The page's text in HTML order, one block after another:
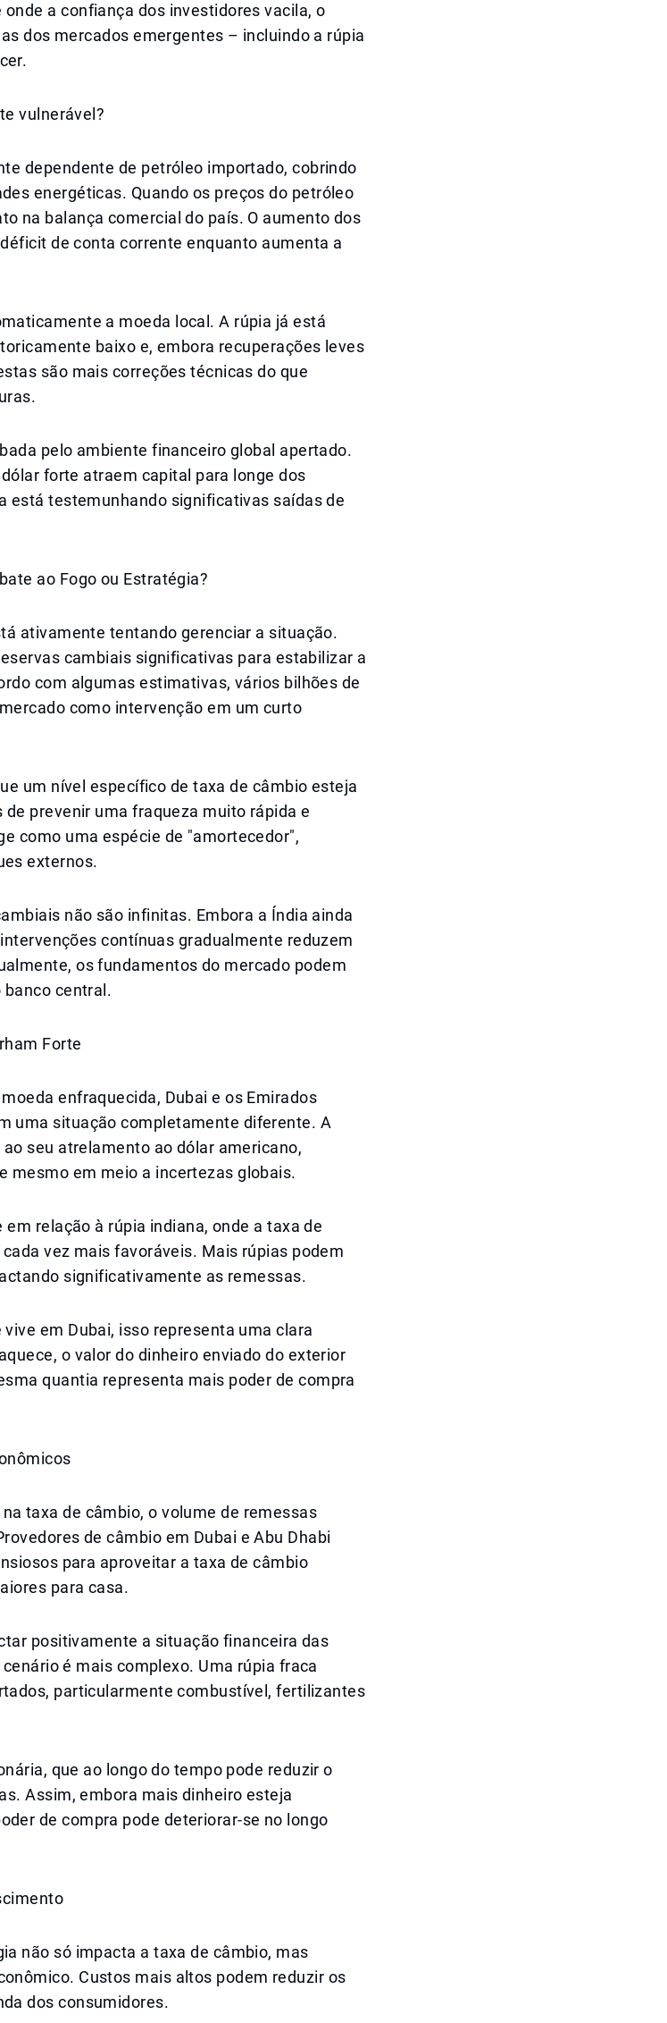
a confiança dos investidores vacila, o
dos mercados emergentes – incluindo a rúpia
vulnerável?
dependente de petróleo importado, cobrindo
energéticas. Quando os preços do petróleo
na balança comercial do país. O aumento dos
de conta corrente enquanto aumenta a
a moeda local. A rúpia já está
baixo e, embora recuperações leves
são mais correções técnicas do que
pelo ambiente financeiro global apertado.
forte atraem capital para longe dos
está testemunhando significativas saídas de
ao Fogo ou Estratégia?
ativamente tentando gerenciar a situação.
cambiais significativas para estabilizar a
com algumas estimativas, vários bilhões de
como intervenção em um curto
um nível específico de taxa de câmbio esteja
prevenir uma fraqueza muito rápida e
como uma espécie de "amortecedor",
externos.
não são infinitas. Embora a Índia ainda
contínuas gradualmente reduzem
os fundamentos do mercado podem
banco central.
Forte
enfraquecida, Dubai e os Emirados
uma situação completamente diferente. A
seu atrelamento ao dólar americano,
mesmo em meio a incertezas globais.
relação à rúpia indiana, onde a taxa de
vez mais favoráveis. Mais rúpias podem
significativamente as remessas.
em Dubai, isso representa uma clara
o valor do dinheiro enviado do exterior
quantia representa mais poder de compra
taxa de câmbio, o volume de remessas
de câmbio em Dubai e Abu Dhabi
para aproveitar a taxa de câmbio
para casa.
positivamente a situação financeira das
é mais complexo. Uma rúpia fraca
particularmente combustível, fertilizantes
que ao longo do tempo pode reduzir o
Assim, embora mais dinheiro esteja
de compra pode deteriorar-se no longo
não só impacta a taxa de câmbio, mas
Custos mais altos podem reduzir os
dos consumidores.